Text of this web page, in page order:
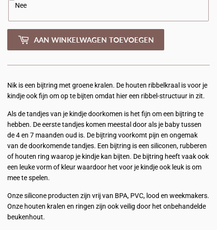
Nee
AAN WINKELWAGEN TOEVOEGEN
Nik is een bijtring met groene kralen. De houten ribbelkraal is voor je
kindje ook fijn om op te bijten omdat hier een ribbel-structuur in zit.
Als de tandjes van je kindje doorkomen is het fijn om een bijtring te
hebben. De eerste tandjes komen meestal door als je baby tussen
de 4 en 7 maanden oud is. De bijtring voorkomt pijn en ongemak
van de doorkomende tandjes. Een bijtring is een siliconen, rubberen
of houten ring waarop je kindje kan bijten. De bijtring heeft vaak ook
een leuke vorm of kleur waardoor het voor je kindje ook leuk is om
mee te spelen.
Onze silicone producten zijn vrij van BPA, PVC, lood en weekmakers.
Onze houten kralen en ringen zijn ook veilig door het onbehandelde
beukenhout.